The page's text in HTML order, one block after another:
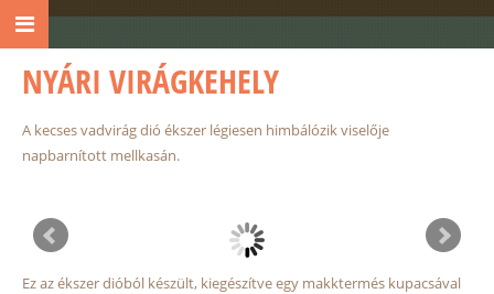
NYÁRI VIRÁGKEHELY
A kecses vadvirág dió ékszer légiesen himbálózik viselője
napbarnított mellkasán.
Ez az ékszer dióból készült, kiegészítve egy makktermés kupacsával